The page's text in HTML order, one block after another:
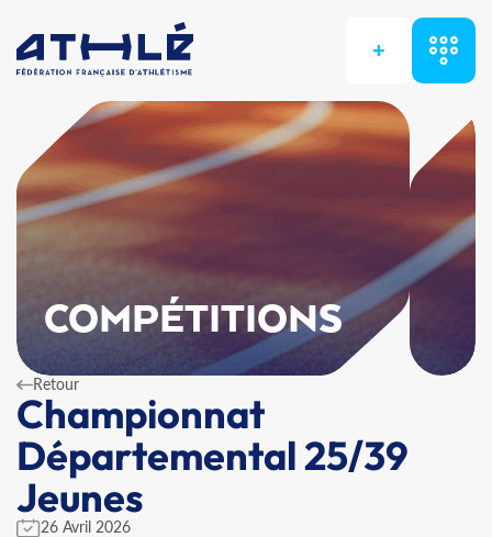
+
COMPÉTITIONS
Retour
Championnat
Départemental 25/39
Jeunes
26 Avril 2026